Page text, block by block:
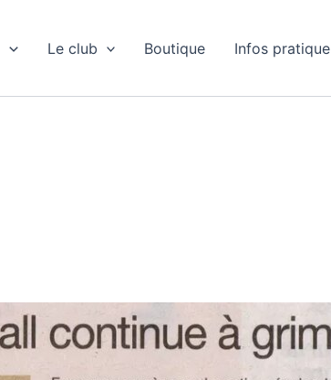
Le club Boutique Infos pratique